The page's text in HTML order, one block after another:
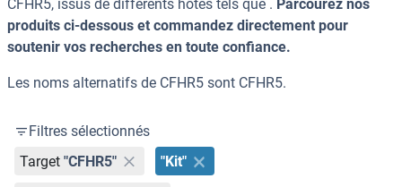
CFHR5, issus de différents hôtes tels que . Parcourez nos
produits ci-dessous et commandez directement pour
soutenir vos recherches en toute confiance.
Les noms alternatifs de CFHR5 sont CFHR5.
Filtres sélectionnés
Target "CFHR5" "Kit"